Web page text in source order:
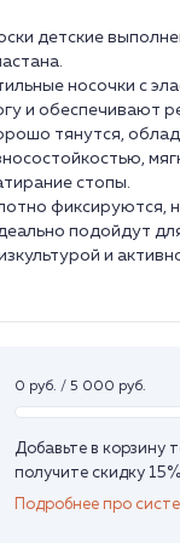
детские
носочки с
и обеспечивают
тянутся,
стопы.
фиксируются,
подойдут
и
0 руб. / 5 000 руб.
Добавьте в корзину
получите скидку
Подробнее про